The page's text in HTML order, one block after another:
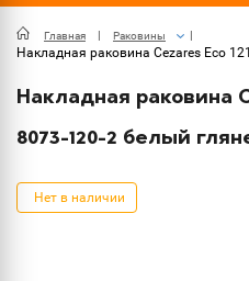
Главная Раковины
Накладная раковина Cezares Eco
Накладная раковина
8073-120-2 белый
Нет в наличии